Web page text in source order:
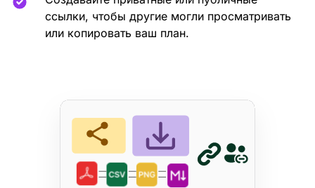
ссылки, чтобы другие могли просматривать
или копировать ваш план.